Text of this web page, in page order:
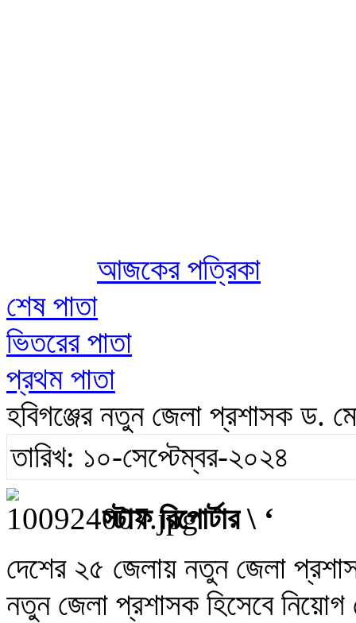
আজকের পত্রিকা
শেষ পাতা
ভিতরের পাতা
প্রথম পাতা
হবিগঞ্জের নতুন জেলা প্রশাসক ড.
তারিখ: ১০-সেপ্টেম্বর-২০২৪
স্টাফ রিপোর্টার \ ‘
দেশের ২৫ জেলায় নতুন জেলা
নতুন জেলা প্রশাসক হিসেবে